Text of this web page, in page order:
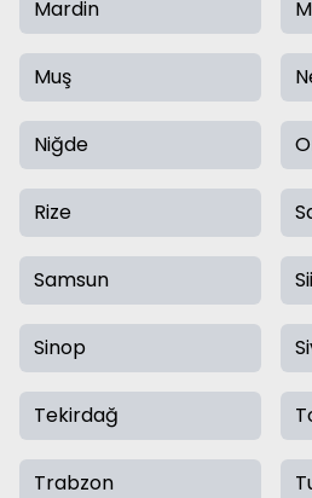
Mardin
Muş
Niğde
Rize
Samsun
Sinop
Tekirdağ
Trabzon